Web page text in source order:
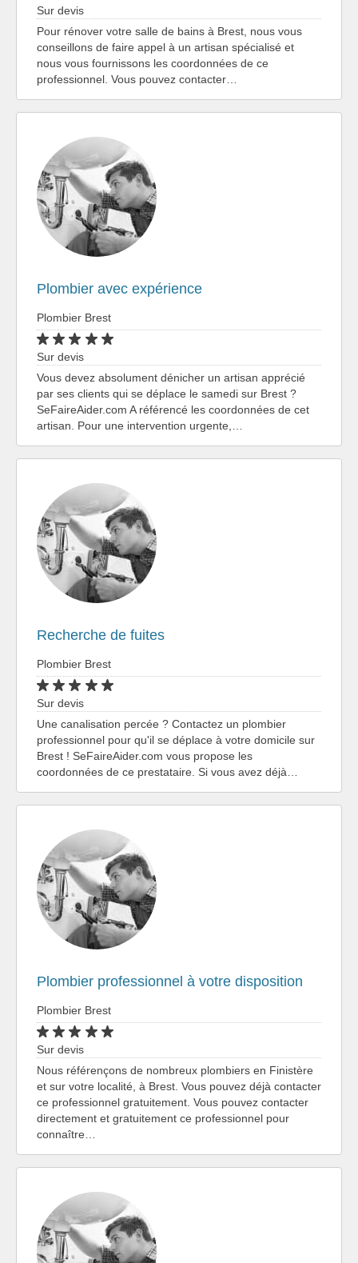
Sur devis
Pour rénover votre salle de bains à Brest, nous vous
conseillons de faire appel à un artisan spécialisé et
nous vous fournissons les coordonnées de ce
professionnel. Vous pouvez contacter…
Plombier avec expérience
Plombier Brest
Sur devis
Vous devez absolument dénicher un artisan apprécié
par ses clients qui se déplace le samedi sur Brest ?
SeFaireAider.com A référencé les coordonnées de cet
artisan. Pour une intervention urgente,…
Recherche de fuites
Plombier Brest
Sur devis
Une canalisation percée ? Contactez un plombier
professionnel pour qu'il se déplace à votre domicile sur
Brest ! SeFaireAider.com vous propose les
coordonnées de ce prestataire. Si vous avez déjà…
Plombier professionnel à votre disposition
Plombier Brest
Sur devis
Nous référençons de nombreux plombiers en Finistère
et sur votre localité, à Brest. Vous pouvez déjà contacter
ce professionnel gratuitement. Vous pouvez contacter
directement et gratuitement ce professionnel pour
connaître…